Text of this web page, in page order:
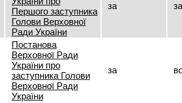
Першого заступника
Голови Верховної
Ради України
за за
Постанова
Верховної Ради
України про
заступника Голови
Верховної Ради
України
за